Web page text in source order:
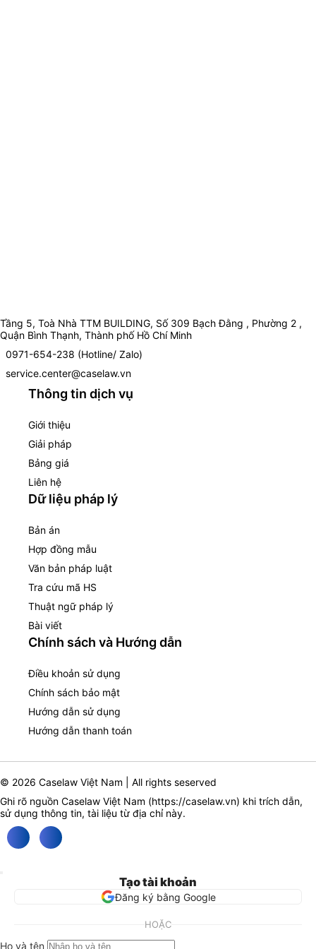
Tầng 5, Toà Nhà TTM BUILDING, Số 309 Bạch Đằng , Phường 2 ,
Quận Bình Thạnh, Thành phố Hồ Chí Minh
0971-654-238 (Hotline/ Zalo)
service.center@caselaw.vn
Thông tin dịch vụ
Giới thiệu
Giải pháp
Bảng giá
Liên hệ
Dữ liệu pháp lý
Bản án
Hợp đồng mẫu
Văn bản pháp luật
Tra cứu mã HS
Thuật ngữ pháp lý
Bài viết
Chính sách và Hướng dẫn
Điều khoản sử dụng
Chính sách bảo mật
Hướng dẫn sử dụng
Hướng dẫn thanh toán
© 2026 Caselaw Việt Nam | All rights seserved
Ghi rõ nguồn Caselaw Việt Nam (https://caselaw.vn) khi trích dẫn,
sử dụng thông tin, tài liệu từ địa chỉ này.
Tạo tài khoản
Đăng ký bằng Google
HOẶC
Họ và tên